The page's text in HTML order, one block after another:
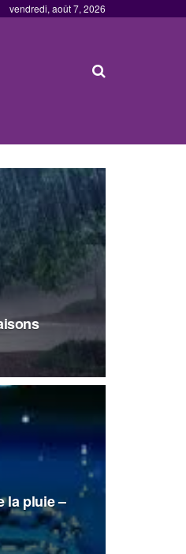
vendredi, août 7, 2026
la pluie –